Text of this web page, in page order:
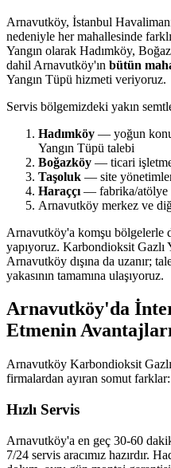
Arnavutköy, İstanbul
nedeniyle her mahallesinde
Yangın olarak Hadımköy,
dahil Arnavutköy'ın bütün
Yangın Tüpü hizmeti veriyoruz.
Servis bölgemizdeki yakın
Hadımköy — yoğun
Yangın Tüpü talebi
Boğazköy — ticari
Taşoluk — site
Haraççı — fabrika/atölye
Arnavutköy merkez ve
Arnavutköy'a komşu bölgelerle
yapıyoruz. Karbondioksit Gazlı
Arnavutköy dışına da uzanır;
yakasının tamamına ulaşıyoruz.
Arnavutköy'da
Etmenin
Arnavutköy Karbondioksit
firmalardan ayıran somut farklar:
Hızlı Servis
Arnavutköy'a en geç 30-60
7/24 servis aracımız hazırdır.